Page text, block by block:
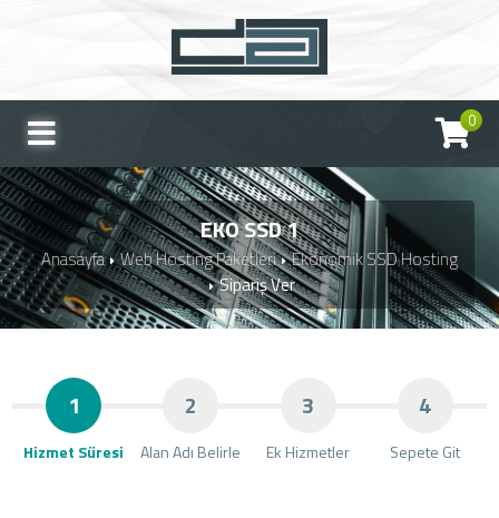
0
EKO SSD 1
Anasayfa Web Hosting Paketleri
Ekonomik SSD Hosting
Sipariş Ver
1
Hizmet Süresi
2
Alan Adı Belirle
3
Ek Hizmetler
4
Sepete Git